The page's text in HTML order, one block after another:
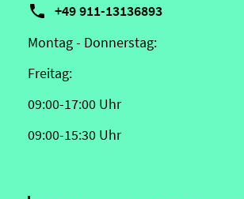
 +49 911-13136893
Montag - Donnerstag:
Freitag:
09:00-17:00 Uhr
09:00-15:30 Uhr